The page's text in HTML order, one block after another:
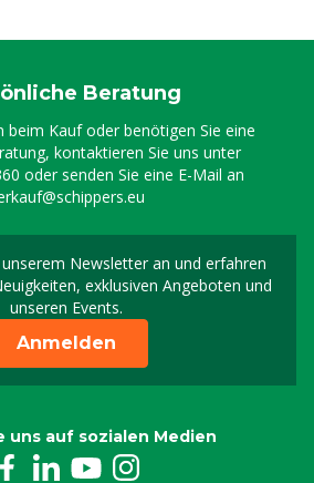
Beratung
beim Kauf oder benötigen Sie eine
kontaktieren Sie uns unter
oder senden Sie eine E-Mail an
Newsletter an und erfahren
exklusiven Angeboten und
unseren Events.
Melden Sie sich für
Anmelden
uns auf sozialen Medien